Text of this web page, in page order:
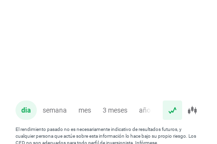
dia semana mes 3 meses año
El rendimiento pasado no es necesariamente indicativo de resultados futuros, y
cualquier persona que actúe sobre esta información lo hace bajo su propio riesgo. Los